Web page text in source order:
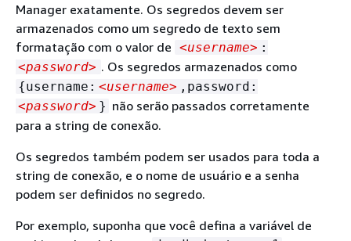
Manager exatamente. Os segredos devem ser
armazenados como um segredo de texto sem
formatação com o valor de <username> :
<password> . Os segredos armazenados como
{username: <username> ,password:
<password> } não serão passados corretamente
para a string de conexão.
Os segredos também podem ser usados para toda a
string de conexão, e o nome de usuário e a senha
podem ser definidos no segredo.
Por exemplo, suponha que você defina a variável de